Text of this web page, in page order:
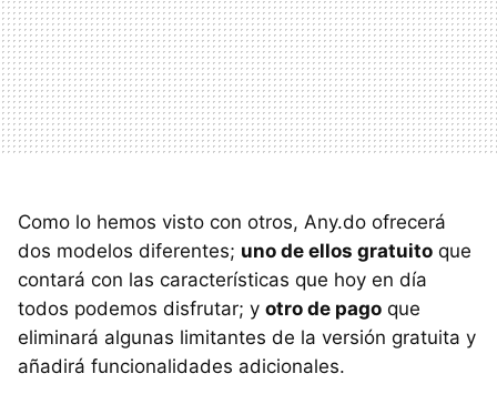
Como lo hemos visto con otros, Any.do ofrecerá
dos modelos diferentes; uno de ellos gratuito que
contará con las características que hoy en día
todos podemos disfrutar; y otro de pago que
eliminará algunas limitantes de la versión gratuita y
añadirá funcionalidades adicionales.